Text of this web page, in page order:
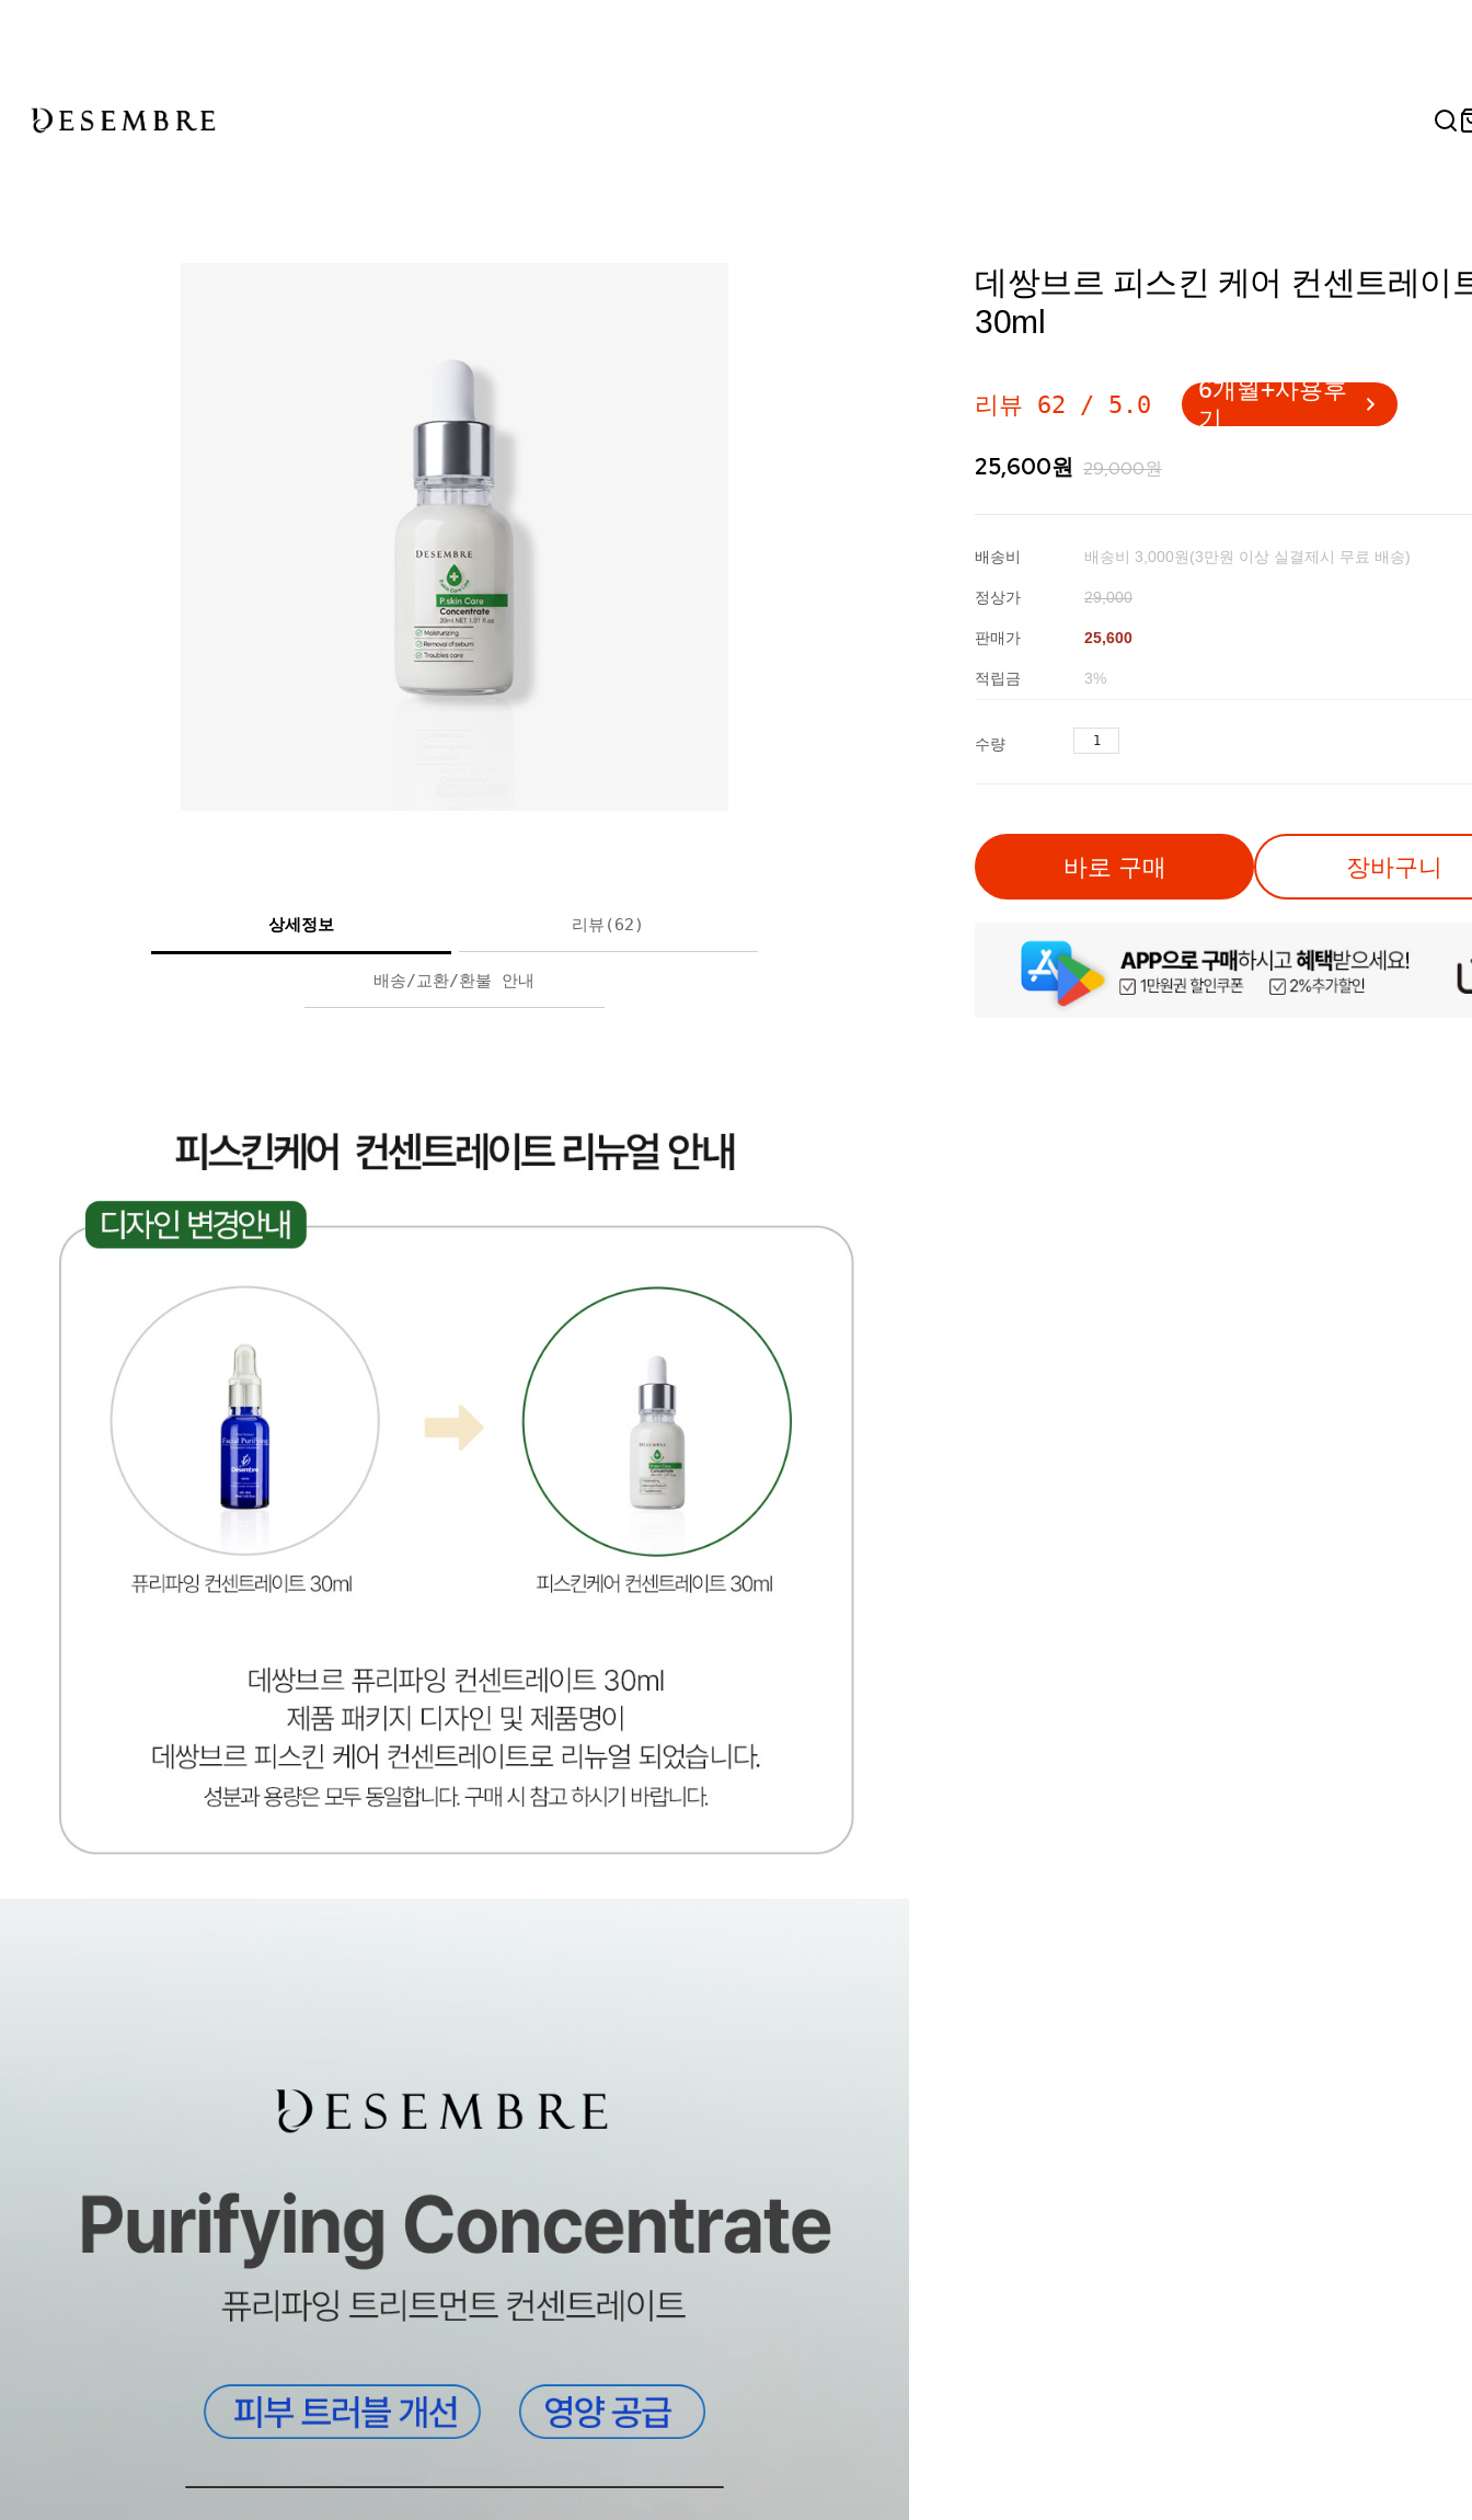
데쌍브르 피스킨 케어 컨센트레이
30ml
리뷰 62 / 5.0
6개월+사용후
기
25,600원 29,000원
배송비 배송비 3,000원(3만원 이상 실결제시 무료 배송)
정상가 29,000
판매가 25,600
적립금 3%
수량
바로 구매 장바구니
상세정보 리뷰(62)
배송/교환/환불 안내